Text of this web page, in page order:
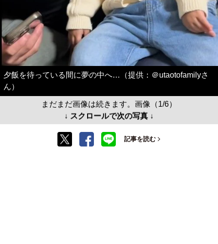
夕飯を待っている間に夢の中へ…（提供：＠utaotofamilyさ
ん）
まだまだ画像は続きます。画像（1/6）
↓ スクロールで次の写真 ↓
記事を読む